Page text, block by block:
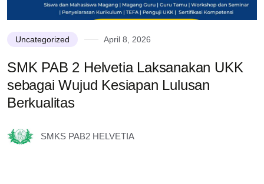
Uncategorized April 8, 2026
SMK PAB 2 Helvetia Laksanakan UKK
sebagai Wujud Kesiapan Lulusan
Berkualitas
SMKS PAB2 HELVETIA